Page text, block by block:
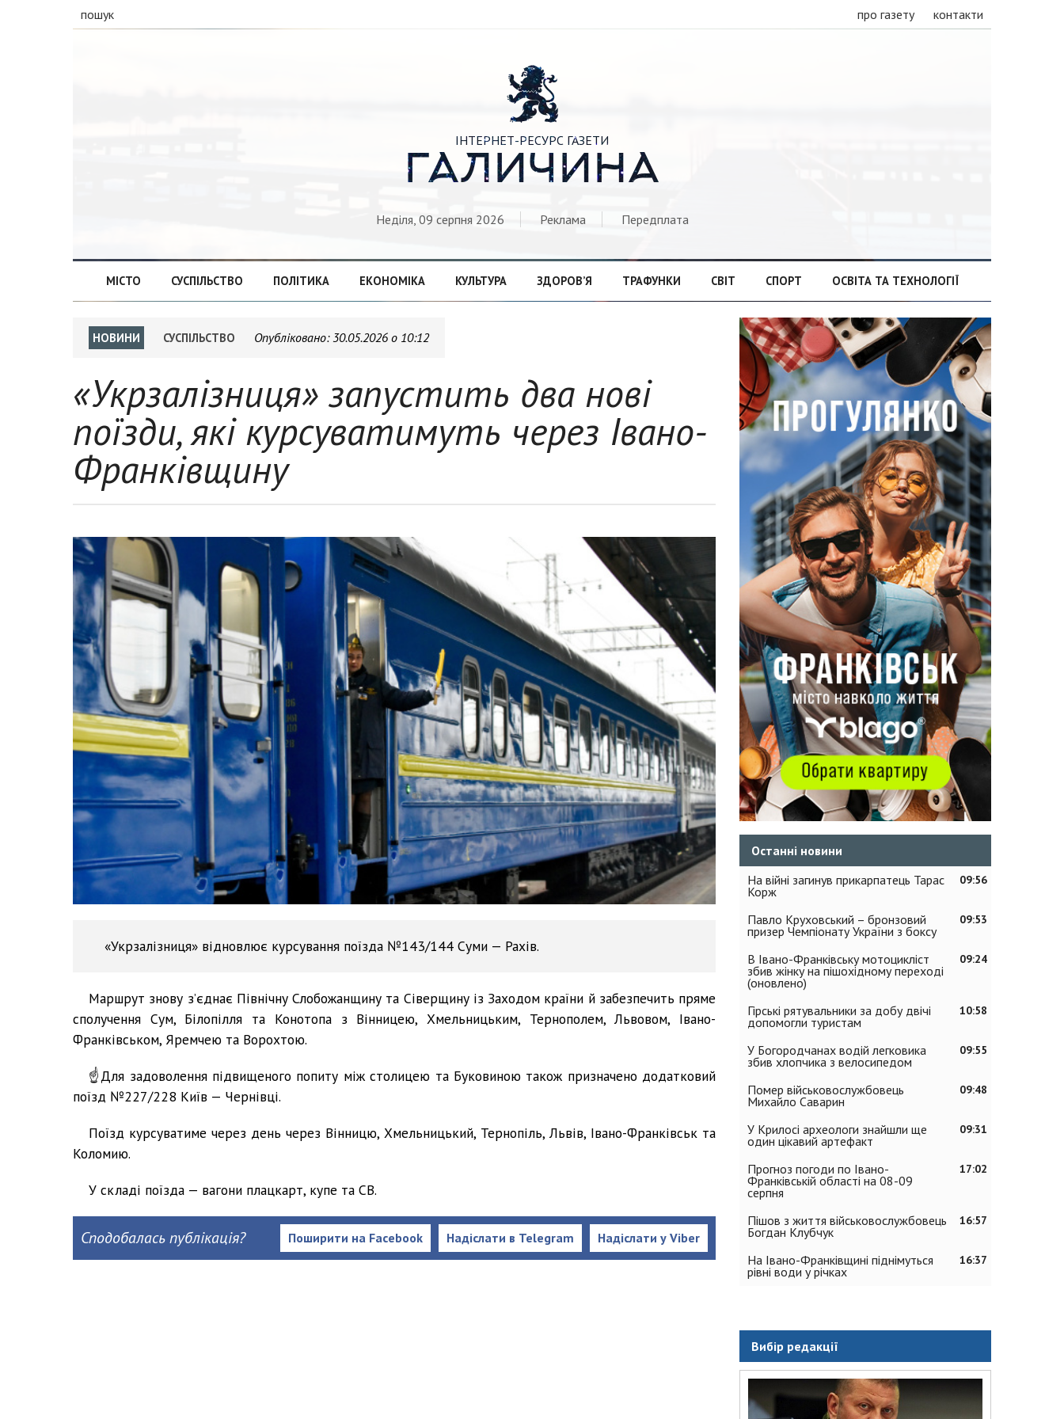
пошук про газету контакти

ІНТЕРНЕТ-РЕСУРС ГАЗЕТИ
ГАЛИЧИНА
Неділя, 09 серпня 2026 Реклама Передплата
МІСТО СУСПІЛЬСТВО ПОЛІТИКА ЕКОНОМІКА КУЛЬТУРА ЗДОРОВ’Я ТРАФУНКИ СВІТ СПОРТ ОСВІТА ТА ТЕХНОЛОГІЇ
НОВИНИ СУСПІЛЬСТВО Опубліковано:30.05.2026 о 10:12
«Укрзалізниця» запустить два нові
поїзди, які курсуватимуть через Івано-
Франківщину
«Укрзалізниця» відновлює курсування поїзда №143/144 Суми — Рахів.
Маршрут знову з’єднає Північну Слобожанщину та Сіверщину із Заходом країни й забезпечить пряме
сполучення Сум, Білопілля та Конотопа з Вінницею, Хмельницьким, Тернополем, Львовом, Івано-
Франківськом, Яремчею та Ворохтою.
☝️Для задоволення підвищеного попиту між столицею та Буковиною також призначено додатковий
поїзд №227/228 Київ — Чернівці.
Поїзд курсуватиме через день через Вінницю, Хмельницький, Тернопіль, Львів, Івано-Франківськ та
Коломию.
У складі поїзда — вагони плацкарт, купе та СВ.
Сподобалась публікація? Надіслати у Viber
Надіслати в Telegram
Поширити на Facebook
Останні новини
09:56
На війні загинув прикарпатець Тарас
Корж
09:53
Павло Круховський – бронзовий
призер Чемпіонату України з боксу
09:24
В Івано-Франківську мотоцикліст
збив жінку на пішохідному переході
(оновлено)
10:58
Гірські рятувальники за добу двічі
допомогли туристам
09:55
У Богородчанах водій легковика
збив хлопчика з велосипедом
09:48
Помер військовослужбовець
Михайло Саварин
09:31
У Крилосі археологи знайшли ще
один цікавий артефакт
17:02
Прогноз погоди по Івано-
Франківській області на 08-09
серпня
16:57
Пішов з життя військовослужбовець
Богдан Клубчук
16:37
На Івано-Франківщині піднімуться
рівні води у річках
Вибір редакції